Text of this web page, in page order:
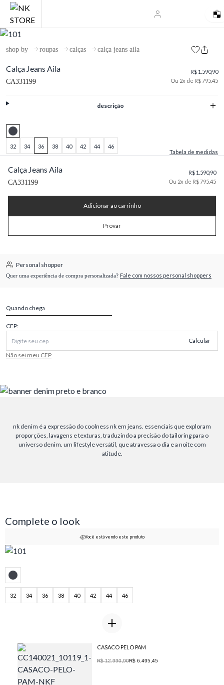
shop by roupas calças calça jeans aila
Calça Jeans Aila
CA331199
R$ 1.590,90
Ou 2x de R$ 795.45
descrição
32 34 36 38 40 42 44
46
Tabela de medidas
Calça Jeans Aila
CA331199
R$ 1.590,90
Ou 2x de R$ 795.45
Adicionar ao carrinho
Provar
Personal shopper
Quer uma experiência de compra personalizada? Fale com nossos personal shoppers
Quando chega
CEP:
Calcular
Não sei meu CEP
nk denim é a expressão do coolness nk em jeans. essenciais que exploram
proporções, lavagens e texturas, traduzindo a precisão do tailoring para o
universo denim. um lifestyle versátil, que atravessa o dia e a noite com
atitude.
Complete o look
Você está vendo este produto
32 34 36 38 40 42 44 46
CASACO PELO PAM
R$ 12.990,90R$ 6.495,45